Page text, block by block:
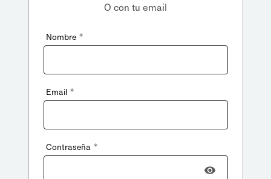
O con tu email
Nombre *
Email *
Contraseña *